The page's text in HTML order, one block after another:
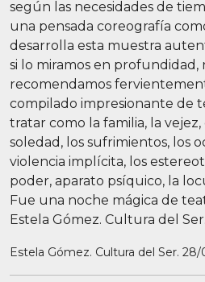
según las necesidades de
una pensada coreografía
desarrolla esta muestra
si lo miramos en profundidad,
recomendamos
compilado impresionante de
tratar como la familia, la
soledad, los sufrimientos, los
violencia implícita, los
poder, aparato psíquico, la
Fue una noche mágica de
Estela Gómez. Cultura del
Estela Gómez. Cultura del Ser.